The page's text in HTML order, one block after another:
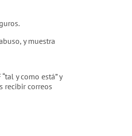
y muestra
y como está” y
recibir correos